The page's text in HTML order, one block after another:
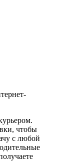
чтобы
с любой